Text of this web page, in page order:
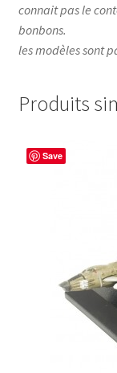
connait pas le
bonbons.
les modèles sont
Produits
Save